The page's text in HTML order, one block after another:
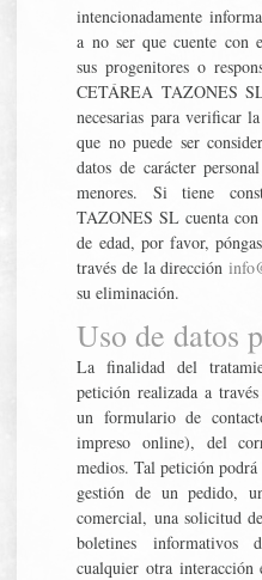
intencionadamente
a no ser que cuente con
sus progenitores o
CETÁREA TAZONES
necesarias para verificar
que no puede ser
datos de carácter
menores. Si tiene
TAZONES SL cuenta con
de edad, por favor,
través de la dirección
su eliminación.
Uso de datos
La finalidad del
petición realizada a
un formulario de
impreso online), del
medios. Tal petición
gestión de un pedido,
comercial, una solicitud
boletines
cualquier otra